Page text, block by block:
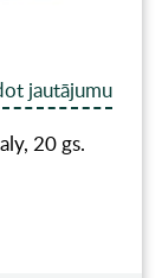
jautājumu
20 gs.